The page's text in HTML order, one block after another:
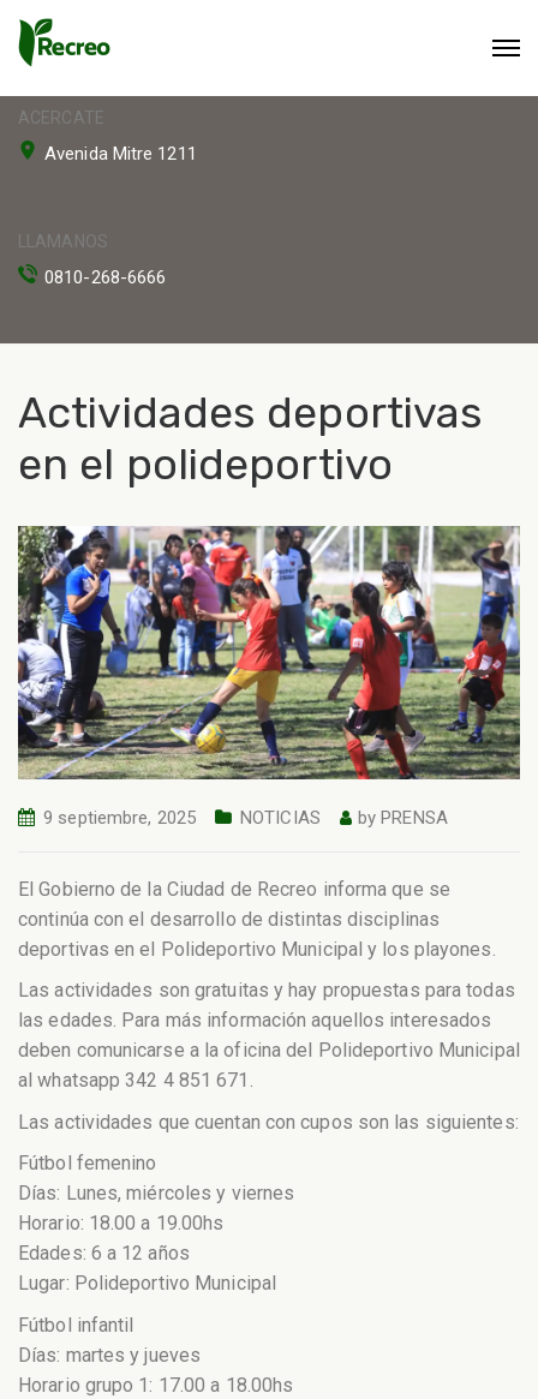
ACERCATE
Avenida Mitre 1211
LLAMANOS
0810-268-6666
Actividades deportivas
en el polideportivo
9 septiembre, 2025 NOTICIAS byPRENSA
El Gobierno de la Ciudad de Recreo informa que se
continúa con el desarrollo de distintas disciplinas
deportivas en el Polideportivo Municipal y los playones.
Las actividades son gratuitas y hay propuestas para todas
las edades. Para más información aquellos interesados
deben comunicarse a la oficina del Polideportivo Municipal
al whatsapp 342 4 851 671.
Las actividades que cuentan con cupos son las siguientes:
Fútbol femenino
Días: Lunes, miércoles y viernes
Horario: 18.00 a 19.00hs
Edades: 6 a 12 años
Lugar: Polideportivo Municipal
Fútbol infantil
Días: martes y jueves
Horario grupo 1: 17.00 a 18.00hs